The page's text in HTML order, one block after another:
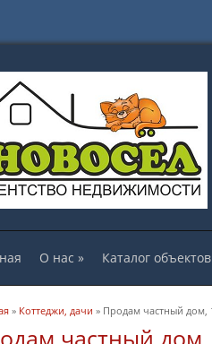
О нас » Каталог объектов
» Коттеджи, дачи » Продам частный дом,
частный дом,